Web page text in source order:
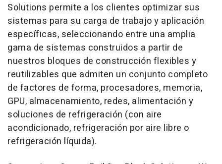
Solutions permite a los clientes optimizar sus
sistemas para su carga de trabajo y aplicación
específicas, seleccionando entre una amplia
gama de sistemas construidos a partir de
nuestros bloques de construcción flexibles y
reutilizables que admiten un conjunto completo
de factores de forma, procesadores, memoria,
GPU, almacenamiento, redes, alimentación y
soluciones de refrigeración (con aire
acondicionado, refrigeración por aire libre o
refrigeración líquida).